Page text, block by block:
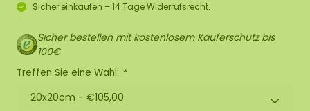
Sicher einkaufen – 14 Tage Widerrufsrecht.
Sicher bestellen mit kostenlosem Käuferschutz bis
100€
Treffen Sie eine Wahl: *
20x20cm - €105,00